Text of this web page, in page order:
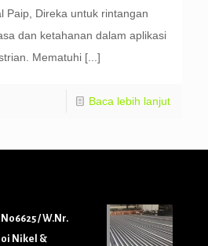
Paip, Direka untuk rintangan
dan ketahanan dalam aplikasi
Mematuhi [...]
Baca lebih lanjut
/ W.Nr.
Nikel &